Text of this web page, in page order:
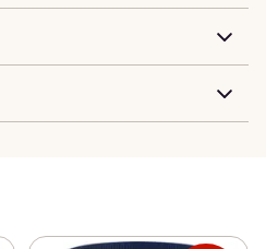
för alla fikaälskare!